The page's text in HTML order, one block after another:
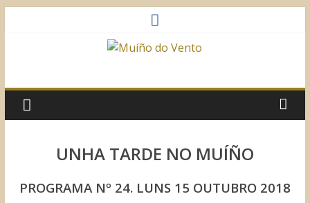
do
Vento
Sociocultural
UNHA TARDE NO MUÍÑO
PROGRAMA Nº 24. LUNS 15 OUTUBRO 2018